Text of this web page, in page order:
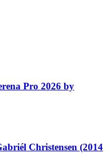
Pro 2026 by
Christensen (2014